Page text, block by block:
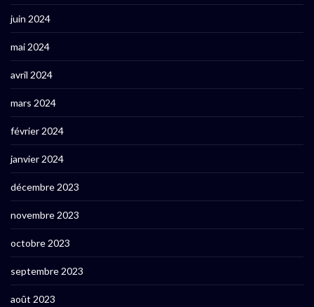
juin 2024
mai 2024
avril 2024
mars 2024
février 2024
janvier 2024
décembre 2023
novembre 2023
octobre 2023
septembre 2023
août 2023